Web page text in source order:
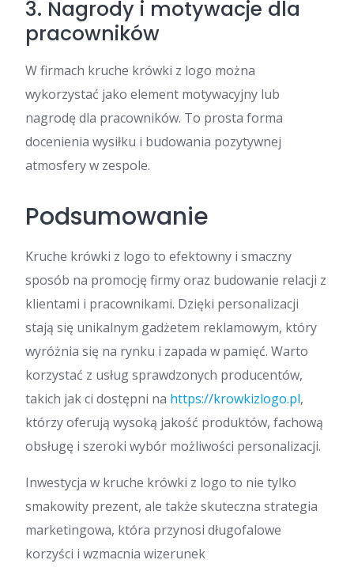
3. Nagrody i motywacje dla
pracowników
W firmach kruche krówki z logo można
wykorzystać jako element motywacyjny lub
nagrodę dla pracowników. To prosta forma
docenienia wysiłku i budowania pozytywnej
atmosfery w zespole.
Podsumowanie
Kruche krówki z logo to efektowny i smaczny
sposób na promocję firmy oraz budowanie relacji z
klientami i pracownikami. Dzięki personalizacji
stają się unikalnym gadżetem reklamowym, który
wyróżnia się na rynku i zapada w pamięć. Warto
korzystać z usług sprawdzonych producentów,
takich jak ci dostępni na https://krowkizlogo.pl,
którzy oferują wysoką jakość produktów, fachową
obsługę i szeroki wybór możliwości personalizacji.
Inwestycja w kruche krówki z logo to nie tylko
smakowity prezent, ale także skuteczna strategia
marketingowa, która przynosi długofalowe
korzyści i wzmacnia wizerunek